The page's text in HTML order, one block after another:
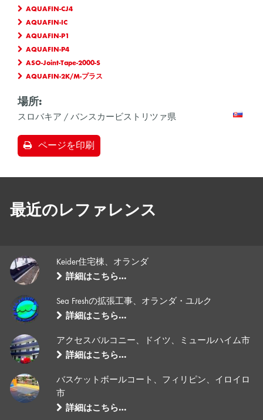
AQUAFIN-CJ4
AQUAFIN-IC
AQUAFIN-P1
AQUAFIN-P4
ASO-Joint-Tape-2000-S
AQUAFIN-2K/M-プラス
場所:
スロバキア / バンスカービストリツァ県
ページを印刷
最近のレファレンス
Keider住宅棟、オランダ
詳細はこちら…
Sea Freshの拡張工事、オランダ・ユルク
詳細はこちら…
アクセスバルコニー、ドイツ、ミュールハイム市
詳細はこちら…
バスケットボールコート、フィリピン、イロイロ
市
詳細はこちら…